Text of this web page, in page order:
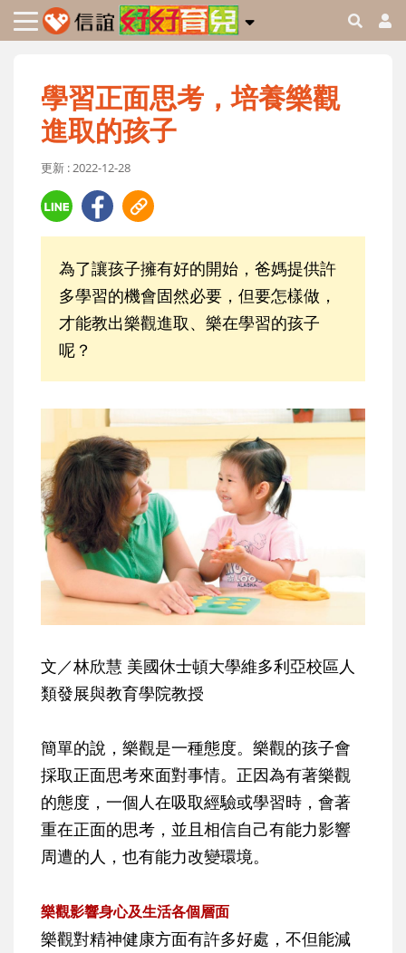
學習正面思考，培養樂觀
進取的孩子
更新 : 2022-12-28
為了讓孩子擁有好的開始，爸媽提供許
多學習的機會固然必要，但要怎樣做，
才能教出樂觀進取、樂在學習的孩子
呢？
文／林欣慧 美國休士頓大學維多利亞校區人
類發展與教育學院教授
簡單的說，樂觀是一種態度。樂觀的孩子會
採取正面思考來面對事情。正因為有著樂觀
的態度，一個人在吸取經驗或學習時，會著
重在正面的思考，並且相信自己有能力影響
周遭的人，也有能力改變環境。
樂觀影響身心及生活各個層面
樂觀對精神健康方面有許多好處，不但能減